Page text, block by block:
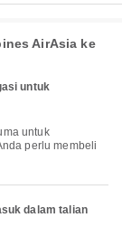
AirAsia ke
untuk
perlu membeli
dalam talian